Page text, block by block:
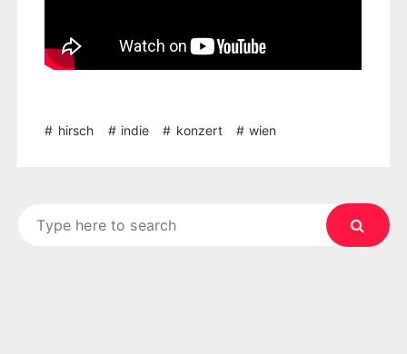
hirsch indie konzert wien